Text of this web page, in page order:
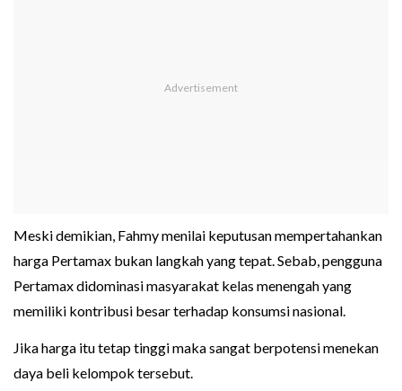
Meski demikian, Fahmy menilai keputusan mempertahankan
harga Pertamax bukan langkah yang tepat. Sebab, pengguna
Pertamax didominasi masyarakat kelas menengah yang
memiliki kontribusi besar terhadap konsumsi nasional.
Jika harga itu tetap tinggi maka sangat berpotensi menekan
daya beli kelompok tersebut.